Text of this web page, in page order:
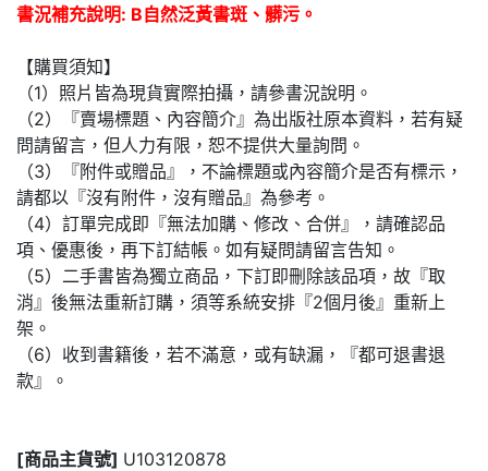
書況補充說明: B自然泛黃書斑、髒污。
【購買須知】
（1）照片皆為現貨實際拍攝，請參書況說明。
（2）『賣場標題、內容簡介』為出版社原本資料，若有疑
問請留言，但人力有限，恕不提供大量詢問。
（3）『附件或贈品』，不論標題或內容簡介是否有標示，
請都以『沒有附件，沒有贈品』為參考。
（4）訂單完成即『無法加購、修改、合併』，請確認品
項、優惠後，再下訂結帳。如有疑問請留言告知。
（5）二手書皆為獨立商品，下訂即刪除該品項，故『取
消』後無法重新訂購，須等系統安排『2個月後』重新上
架。
（6）收到書籍後，若不滿意，或有缺漏，『都可退書退
款』。
[商品主貨號] U103120878